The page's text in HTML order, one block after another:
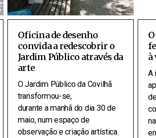
Oficina de desenho
convida a redescobrir o
Jardim Público através da
arte
O Jardim Público da Covilhã
transformou-se,
durante a manhã do dia 30 de
maio, num espaço de
observação e criação artística.
à
A